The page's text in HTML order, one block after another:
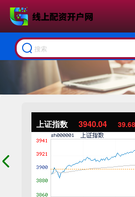
上证指数 3940.04 39.68